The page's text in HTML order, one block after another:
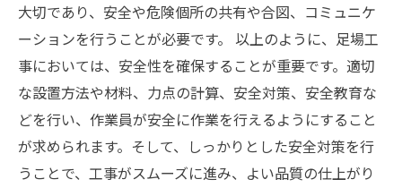
大切であり、安全や危険個所の共有や合図、コミュニケ
ーションを行うことが必要です。 以上のように、足場工
事においては、安全性を確保することが重要です。適切
な設置方法や材料、力点の計算、安全対策、安全教育な
どを行い、作業員が安全に作業を行えるようにすること
が求められます。そして、しっかりとした安全対策を行
うことで、工事がスムーズに進み、よい品質の仕上がり